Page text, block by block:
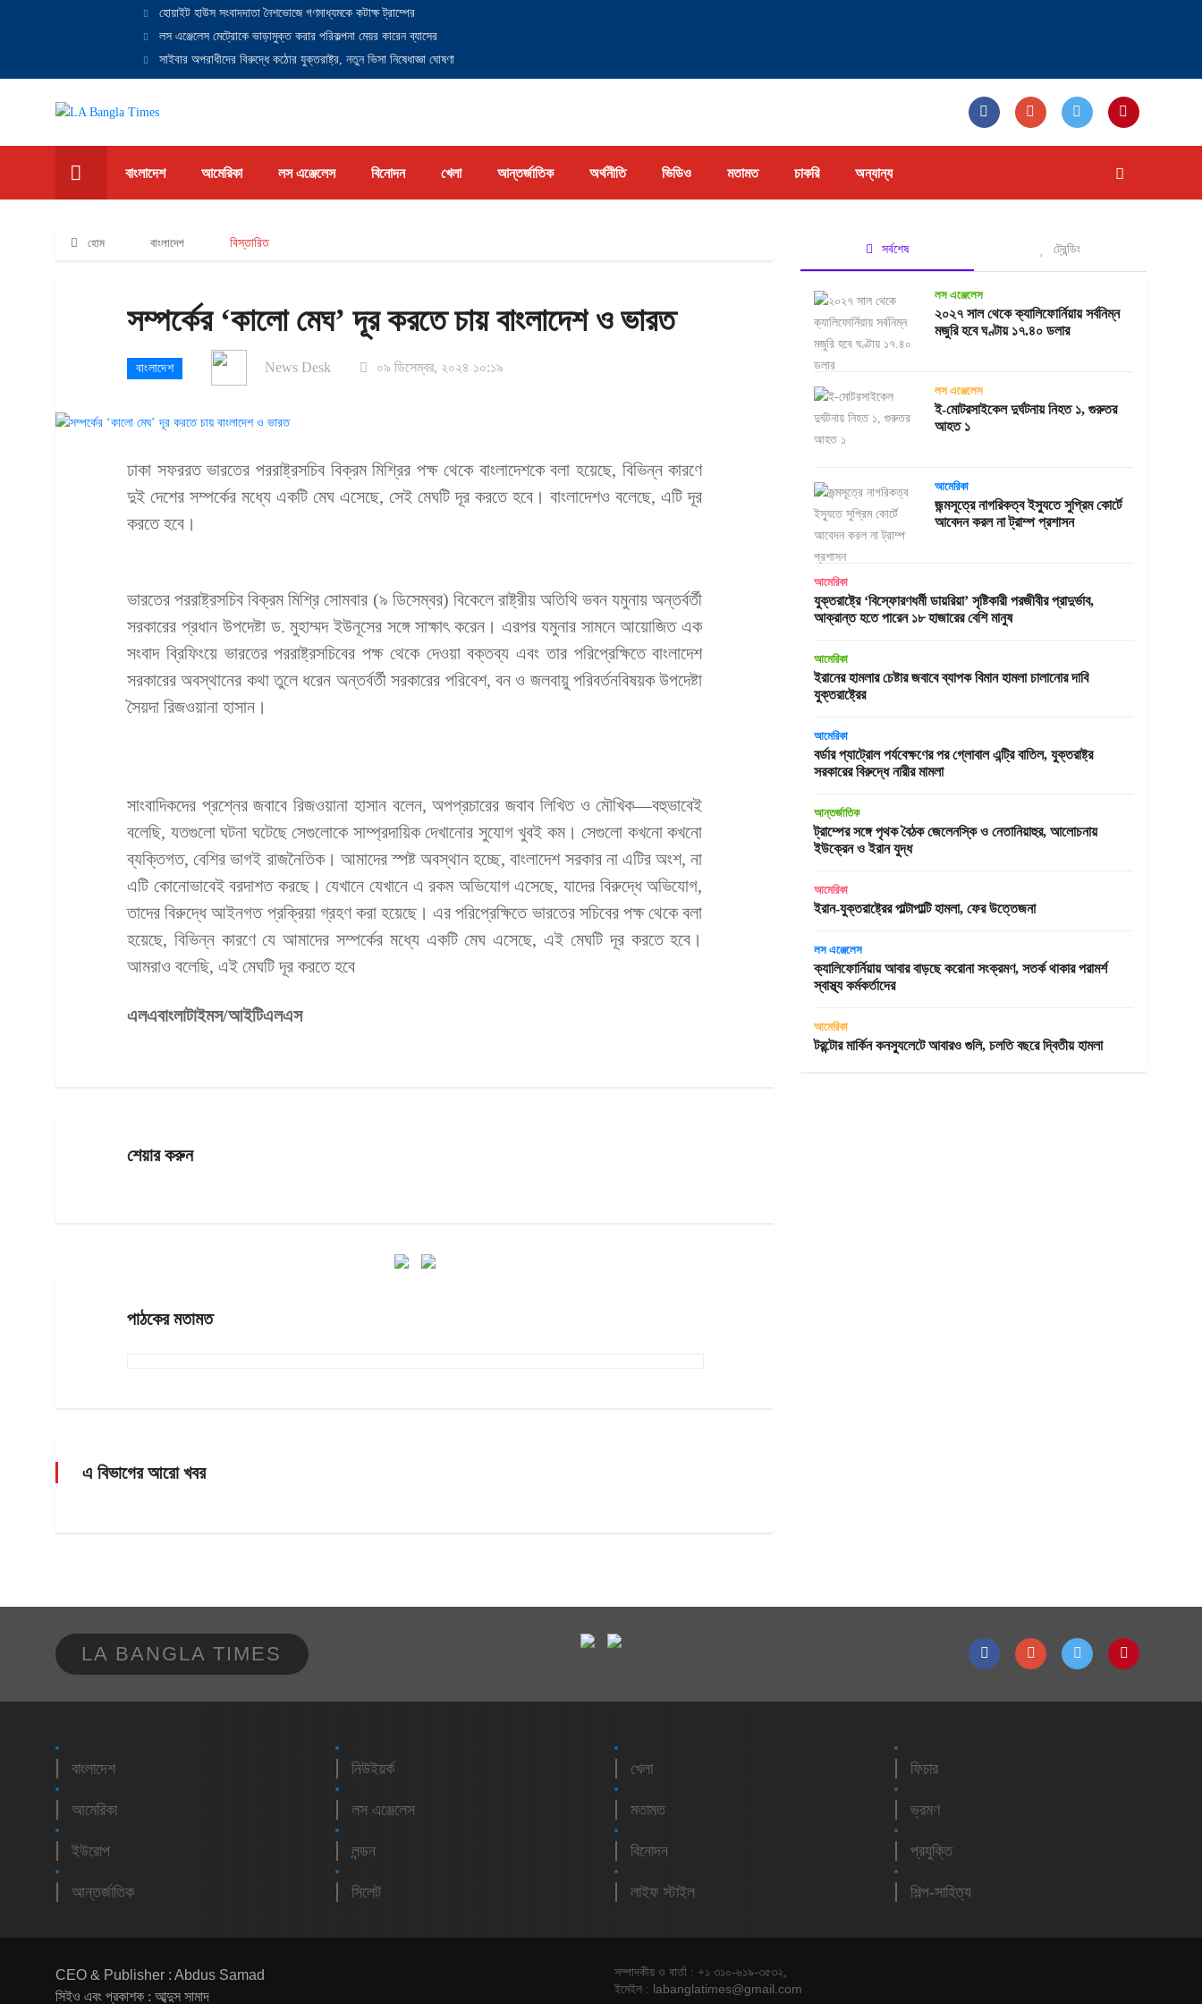
হোয়াইট হাউস সংবাদদাতা নৈশভোজে গণমাধ্যমকে কটাক্ষ ট্রাম্পের
লস এঞ্জেলেস মেট্রোকে ভাড়ামুক্ত করার পরিকল্পনা মেয়র কারেন ব্যাসের
সাইবার অপরাধীদের বিরুদ্ধে কঠোর যুক্তরাষ্ট্র, নতুন ভিসা নিষেধাজ্ঞা ঘোষণা
বাংলাদেশ আমেরিকা লস এঞ্জেলেস বিনোদন খেলা আন্তর্জাতিক অর্থনীতি ভিডিও মতামত চাকরি অন্যান্য
হোম বাংলাদেশ বিস্তারিত
সম্পর্কের ‘কালো মেঘ’ দূর করতে চায় বাংলাদেশ ও ভারত
বাংলাদেশ News Desk ০৯ ডিসেম্বর, ২০২৪ ১০:১৯
ঢাকা সফররত ভারতের পররাষ্ট্রসচিব বিক্রম মিশ্রির পক্ষ থেকে বাংলাদেশকে বলা হয়েছে, বিভিন্ন কারণে
দুই দেশের সম্পর্কের মধ্যে একটি মেঘ এসেছে, সেই মেঘটি দূর করতে হবে। বাংলাদেশও বলেছে, এটি দূর
করতে হবে।
ভারতের পররাষ্ট্রসচিব বিক্রম মিশ্রি সোমবার (৯ ডিসেম্বর) বিকেলে রাষ্ট্রীয় অতিথি ভবন যমুনায় অন্তর্বর্তী
সরকারের প্রধান উপদেষ্টা ড. মুহাম্মদ ইউনূসের সঙ্গে সাক্ষাৎ করেন। এরপর যমুনার সামনে আয়োজিত এক
সংবাদ ব্রিফিংয়ে ভারতের পররাষ্ট্রসচিবের পক্ষ থেকে দেওয়া বক্তব্য এবং তার পরিপ্রেক্ষিতে বাংলাদেশ
সরকারের অবস্থানের কথা তুলে ধরেন অন্তর্বর্তী সরকারের পরিবেশ, বন ও জলবায়ু পরিবর্তনবিষয়ক উপদেষ্টা
সৈয়দা রিজওয়ানা হাসান।
সাংবাদিকদের প্রশ্নের জবাবে রিজওয়ানা হাসান বলেন, অপপ্রচারের জবাব লিখিত ও মৌখিক—বহুভাবেই
বলেছি, যতগুলো ঘটনা ঘটেছে সেগুলোকে সাম্প্রদায়িক দেখানোর সুযোগ খুবই কম। সেগুলো কখনো কখনো
ব্যক্তিগত, বেশির ভাগই রাজনৈতিক। আমাদের স্পষ্ট অবস্থান হচ্ছে, বাংলাদেশ সরকার না এটির অংশ, না
এটি কোনোভাবেই বরদাশত করছে। যেখানে যেখানে এ রকম অভিযোগ এসেছে, যাদের বিরুদ্ধে অভিযোগ,
তাদের বিরুদ্ধে আইনগত প্রক্রিয়া গ্রহণ করা হয়েছে। এর পরিপ্রেক্ষিতে ভারতের সচিবের পক্ষ থেকে বলা
হয়েছে, বিভিন্ন কারণে যে আমাদের সম্পর্কের মধ্যে একটি মেঘ এসেছে, এই মেঘটি দূর করতে হবে।
আমরাও বলেছি, এই মেঘটি দূর করতে হবে
এলএবাংলাটাইমস/আইটিএলএস
শেয়ার করুন
পাঠকের মতামত
এ বিভাগের আরো খবর
সর্বশেষ ট্রেন্ডিং
লস এঞ্জেলেস
২০২৭ সাল থেকে ক্যালিফোর্নিয়ায় সর্বনিম্ন
মজুরি হবে ঘণ্টায় ১৭.৪০ ডলার
লস এঞ্জেলেস
ই-মোটরসাইকেল দুর্ঘটনায় নিহত ১, গুরুতর
আহত ১
আমেরিকা
জন্মসূত্রে নাগরিকত্ব ইস্যুতে সুপ্রিম কোর্টে
আবেদন করল না ট্রাম্প প্রশাসন
আমেরিকা
যুক্তরাষ্ট্রে ‘বিস্ফোরণধর্মী ডায়রিয়া’ সৃষ্টিকারী পরজীবীর প্রাদুর্ভাব,
আক্রান্ত হতে পারেন ১৮ হাজারের বেশি মানুষ
আমেরিকা
ইরানের হামলার চেষ্টার জবাবে ব্যাপক বিমান হামলা চালানোর দাবি
যুক্তরাষ্ট্রের
আমেরিকা
বর্ডার প্যাট্রোল পর্যবেক্ষণের পর গ্লোবাল এন্ট্রি বাতিল, যুক্তরাষ্ট্র
সরকারের বিরুদ্ধে নারীর মামলা
আন্তর্জাতিক
ট্রাম্পের সঙ্গে পৃথক বৈঠক জেলেনস্কি ও নেতানিয়াহুর, আলোচনায়
ইউক্রেন ও ইরান যুদ্ধ
আমেরিকা
ইরান-যুক্তরাষ্ট্রের পাল্টাপাল্টি হামলা, ফের উত্তেজনা
লস এঞ্জেলেস
ক্যালিফোর্নিয়ায় আবার বাড়ছে করোনা সংক্রমণ, সতর্ক থাকার পরামর্শ
স্বাস্থ্য কর্মকর্তাদের
আমেরিকা
টরন্টোর মার্কিন কনস্যুলেটে আবারও গুলি, চলতি বছরে দ্বিতীয় হামলা
LA BANGLA TIMES
বাংলাদেশ
আমেরিকা
ইউরোপ
আন্তর্জাতিক
নিউইয়র্ক
লস এঞ্জেলেস
লন্ডন
সিলেট
খেলা
মতামত
বিনোদন
লাইফ স্টাইল
ফিচার
ভ্রমণ
প্রযুক্তি
শিল্প-সাহিত্য
CEO & Publisher : Abdus Samad
সিইও এবং প্রকাশক : আব্দুস সামাদ
সম্পাদকীয় ও বার্তা : +১ ৩১০-৬১৯-৩৫৩২,
ইমেইল : labanglatimes@gmail.com